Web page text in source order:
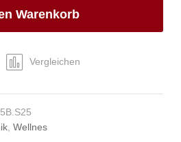
Warenkorb
Vergleichen
,Wellnes